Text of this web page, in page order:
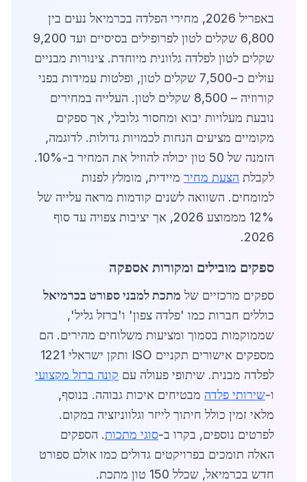
באפריל 2026, מחירי הפלדה בכרמיאל נעים בין
6,800 שקלים לטון לפרופילים בסיסיים ועד 9,200
שקלים לטון לפלדה גלוונית מיוחדת. צינורות מבניים
עולים כ-7,500 שקלים לטון, ופלטות עמידות בפני
קורוזיה – 8,500 שקלים לטון. העלייה במחירים
נובעת מעלויות יבוא ומחסור גלובלי, אך ספקים
מקומיים מציעים הנחות לכמויות גדולות. לדוגמה,
הזמנה של 50 טון יכולה להוזיל את המחיר ב-10%.
לקבלת הצעת מחיר מיידית, מומלץ לפנות
למומחים. השוואה לשנים קודמות מראה עלייה של
12% מממוצע 2026, אך יציבות צפויה עד סוף
2026.
ספקים מובילים ומקורות אספקה
ספקים מרכזיים של מתכת למבני ספורט בכרמיאל
כוללים חברות כמו 'פלדה צפון' ו'ברזל גליל',
שממוקמות בסמוך ומציעות משלוחים מהירים. הם
מספקים אישורים תקניים ISO ותקן ישראלי 1221
לפלדה מבנית. שיתופי פעולה עם קונה ברזל מקצועי
ו-שירותי פלדה מבטיחים איכות גבוהה. בנוסף,
מלאי זמין כולל חיתוך לייזר וגלווניזציה במקום.
לפרטים נוספים, בקרו ב-סוגי מתכות. הספקים
האלה תומכים בפרויקטים גדולים כמו אולם ספורט
חדש בכרמיאל, שכלל 150 טון מתכת.